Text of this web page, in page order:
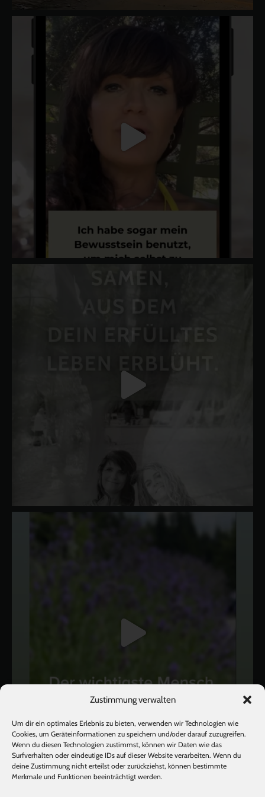
Zustimmung verwalten
Um dir ein optimales Erlebnis zu bieten, verwenden wir Technologien wie
Cookies, um Geräteinformationen zu speichern und/oder darauf zuzugreifen.
Wenn du diesen Technologien zustimmst, können wir Daten wie das
Surfverhalten oder eindeutige IDs auf dieser Website verarbeiten. Wenn du
deine Zustimmung nicht erteilst oder zurückziehst, können bestimmte
Merkmale und Funktionen beeinträchtigt werden.
Mehr laden Auf Instagram folgen